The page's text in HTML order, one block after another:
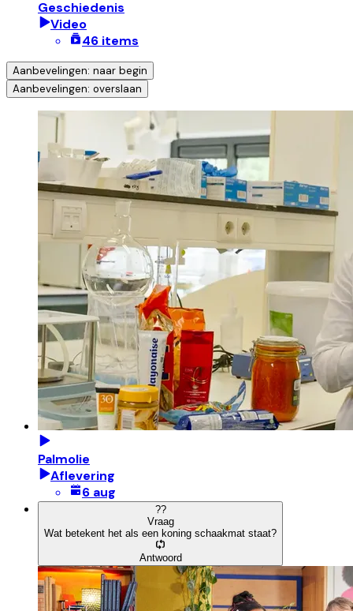
Geschiedenis
Video
46 items
Aanbevelingen: naar begin
Aanbevelingen: overslaan
Palmolie
Aflevering
6 aug
??
Vraag
Wat betekent het als een koning schaakmat staat?
Antwoord